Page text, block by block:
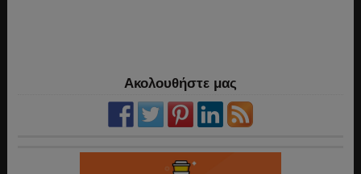
Ακολουθήστε μας